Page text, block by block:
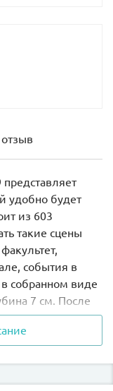
представляет
удобно будет
из 603
такие сцены
события в
в собранном виде
7 см. После
компактно
Lego 76399
можно